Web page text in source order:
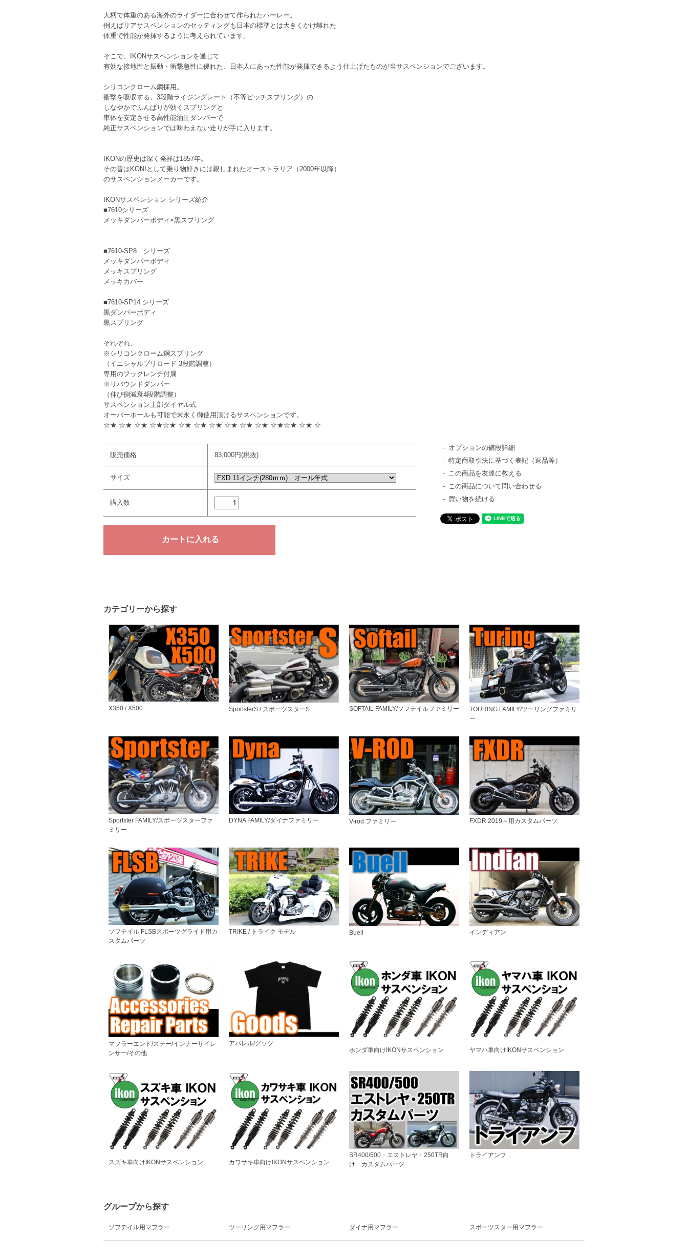
大柄で体重のある海外のライダーに合わせて作られたハーレー。
例えばリアサスペンションのセッティングも日本の標準とは大きくかけ離れた
体重で性能が発揮するように考えられています。
そこで、IKONサスペンションを通じて
有効な接地性と振動・衝撃急性に優れた、日本人にあった性能が発揮できるよう仕上げたものが当サスペンションでございます。
シリコンクローム鋼採用。
衝撃を吸収する、3段階ライジングレート（不等ピッチスプリング）の
しなやかでふんばりが効くスプリングと
車体を安定させる高性能油圧ダンパーで
純正サスペンションでは味わえない走りが手に入ります。
IKONの歴史は深く発祥は1857年。
その昔はKONIとして乗り物好きには親しまれたオーストラリア（2000年以降）
のサスペンションメーカーです。
IKONサスペンション シリーズ紹介
■7610シリーズ
メッキダンパーボディ×黒スプリング
■7610-SP8 シリーズ
メッキダンパーボディ
メッキスプリング
メッキカバー
■7610-SP14 シリーズ
黒ダンパーボディ
黒スプリング
それぞれ、
※シリコンクローム鋼スプリング
（イニシャルプリロード 3段階調整）
専用のフックレンチ付属
※リバウンドダンパー
（伸び側減衰4段階調整）
サスペンション上部ダイヤル式
オーバーホールも可能で末永く御使用頂けるサスペンションです。
☆★ ☆★ ☆★ ☆★☆★ ☆★ ☆★ ☆★ ☆★ ☆★ ☆★ ☆★☆★ ☆★ ☆
販売価格 83,000円(税抜)
サイズ
購入数
オプションの値段詳細
特定商取引法に基づく表記（返品等）
この商品を友達に教える
この商品について問い合わせる
買い物を続ける
カテゴリーから探す
X350 / X500 SportsterS / スポーツスターS SOFTAIL FAMILY/ソフテイルファミリー
TOURING FAMILY/ツーリングファミリ
ー
Sportster FAMILY/スポーツスターファ
ミリー
DYNA FAMILY/ダイナファミリー V-rod ファミリー FXDR 2019～用カスタムパーツ
ソフテイル FLSBスポーツグライド用カ
スタムパーツ
TRIKE / トライク モデル Buell インディアン
マフラーエンド/ステー/インナーサイレ
ンサー/その他
アパレル/グッツ
ホンダ車向けIKONサスペンション
ヤマハ車向けIKONサスペンション
スズキ車向けIKONサスペンション カワサキ車向けIKONサスペンション
SR400/500・エストレヤ・250TR向
け カスタムパーツ
トライアンフ
グループから探す
ソフテイル用マフラー ツーリング用マフラー ダイナ用マフラー スポーツスター用マフラー